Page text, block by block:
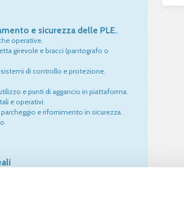
e sicurezza delle PLE.
operative.
girevole e bracci (pantografo o
di controllo e protezione.
e punti di aggancio in piattaforma.
e operativi.
e rifornimento in sicurezza.
operativa.